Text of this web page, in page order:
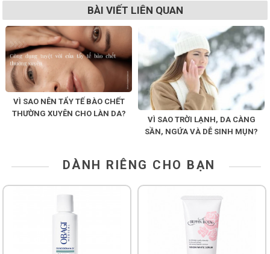
BÀI VIẾT LIÊN QUAN
VÌ SAO NÊN TẨY TẾ BÀO CHẾT
THƯỜNG XUYÊN CHO LÀN DA?
VÌ SAO TRỜI LẠNH, DA CÀNG
SẦN, NGỨA VÀ DỄ SINH MỤN?
DÀNH RIÊNG CHO BẠN